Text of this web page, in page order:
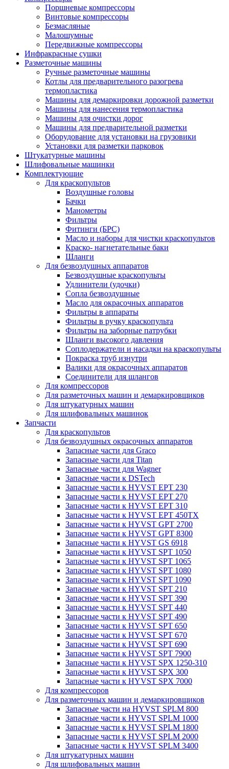
Поршневые компрессоры
Винтовые компрессоры
Безмасляные
Малошумные
Передвижные компрессоры
Инфракрасные сушки
Разметочные машины
Ручные разметочные машины
Котлы для предварительного разогрева
термопластика
Машины для демаркировки дорожной разметки
Машины для нанесения термопластика
Машины для очистки дорог
Машины для предварительной разметки
Оборудование для установки на грузовики
Установки для разметки парковок
Штукатурные машины
Шлифовальные машинки
Комплектующие
Для краскопультов
Воздушные головы
Бачки
Манометры
Фильтры
Фитинги (БРС)
Масло и наборы для чистки краскопультов
Краско- нагнетательные баки
Шланги
Для безвоздушных аппаратов
Безвоздушные краскопульты
Удлинители (удочки)
Сопла безвоздушные
Масло для окрасочных аппаратов
Фильтры в аппараты
Фильтры в ручку краскопульта
Фильтры на заборные патрубки
Шланги высокого давления
Соплодержатели и насадки на краскопульты
Покраска труб изнутри
Валики для окрасочных аппаратов
Соединители для шлангов
Для компрессоров
Для разметочных машин и демаркировщиков
Для штукатурных машин
Для шлифовальных машинок
Запчасти
Для краскопультов
Для безвоздушных окрасочных аппаратов
Запасные части для Graco
Запасные части для Titan
Запасные части для Wagner
Запасные части к DSTech
Запасные части к HYVST EPT 230
Запасные части к HYVST EPT 270
Запасные части к HYVST EPT 310
Запасные части к HYVST EPT 450TX
Запасные части к HYVST GPT 2700
Запасные части к HYVST GPT 8300
Запасные части к HYVST GS 6918
Запасные части к HYVST SPT 1050
Запасные части к HYVST SPT 1065
Запасные части к HYVST SPT 1080
Запасные части к HYVST SPT 1090
Запасные части к HYVST SPT 210
Запасные части к HYVST SPT 390
Запасные части к HYVST SPT 440
Запасные части к HYVST SPT 490
Запасные части к HYVST SPT 650
Запасные части к HYVST SPT 670
Запасные части к HYVST SPT 690
Запасные части к HYVST SPT 7900
Запасные части к HYVST SPX 1250-310
Запасные части к HYVST SPX 300
Запасные части к HYVST SPX 7000
Для компрессоров
Для разметочных машин и демаркировщиков
Запасные части на HYVST SPLM 800
Запасные части к HYVST SPLM 1000
Запасные части к HYVST SPLM 1800
Запасные части к HYVST SPLM 2000
Запасные части к HYVST SPLM 3400
Для штукатурных машин
Для шлифовальных машин